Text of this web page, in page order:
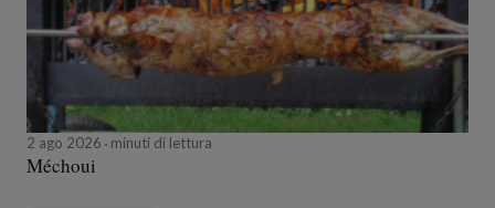
2 ago 2026 minuti di lettura
Méchoui